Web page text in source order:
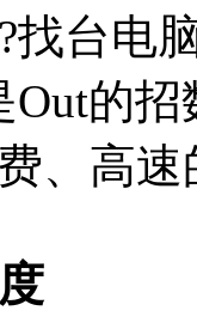
找台电
Out的
、高